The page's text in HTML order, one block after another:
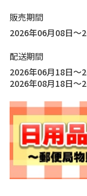
販売期間
2026年06月08日～
配送期間
2026年06月18日～
2026年08月18日～